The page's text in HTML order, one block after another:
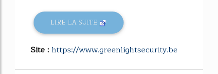
LIRE LA SUITE
Site :https://www.greenlightsecurity.be